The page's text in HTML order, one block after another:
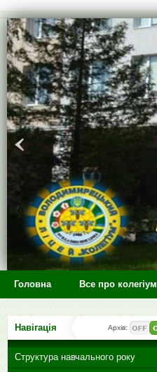
Головна Все про колегіум
Навігація Архів:
Структура навчального року